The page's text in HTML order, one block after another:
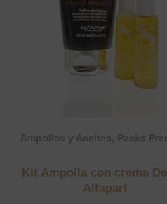
Ampollas y Aceites, Packs
Kit Ampolla con crema
Alfaparf